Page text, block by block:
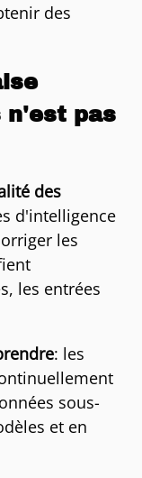
des
n'est pas
des
d'intelligence
les
les entrées
: les
sous-
et en